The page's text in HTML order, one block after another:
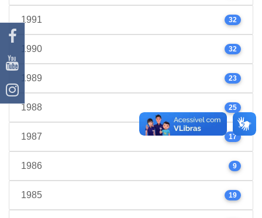
1991 32
1990 32
1989 23
1988 25
1987 17
1986 9
1985 19